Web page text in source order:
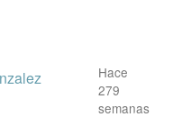
Hace
279
semanas